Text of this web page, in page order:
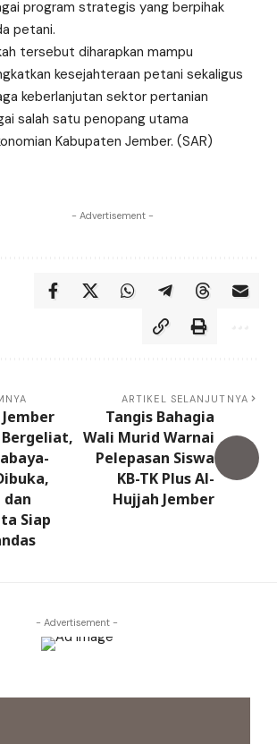
program strategis yang berpihak
petani.
tersebut diharapkan mampu
kesejahteraan petani sekaligus
keberlanjutan sektor pertanian
salah satu penopang utama
Kabupaten Jember. (SAR)
- Advertisement -
dan
Siap
ARTIKEL SELANJUTNYA
Tangis Bahagia
Wali Murid Warnai
Pelepasan Siswa
KB-TK Plus Al-
Hujjah Jember
- Advertisement -